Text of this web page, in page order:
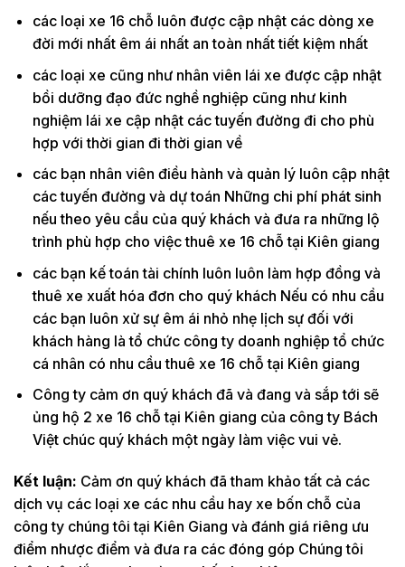
các loại xe 16 chỗ luôn được cập nhật các dòng xe
đời mới nhất êm ái nhất an toàn nhất tiết kiệm nhất
các loại xe cũng như nhân viên lái xe được cập nhật
bồi dưỡng đạo đức nghề nghiệp cũng như kinh
nghiệm lái xe cập nhật các tuyến đường đi cho phù
hợp với thời gian đi thời gian về
các bạn nhân viên điều hành và quản lý luôn cập nhật
các tuyến đường và dự toán Những chi phí phát sinh
nếu theo yêu cầu của quý khách và đưa ra những lộ
trình phù hợp cho việc thuê xe 16 chỗ tại Kiên giang
các bạn kế toán tài chính luôn luôn làm hợp đồng và
thuê xe xuất hóa đơn cho quý khách Nếu có nhu cầu
các bạn luôn xử sự êm ái nhỏ nhẹ lịch sự đối với
khách hàng là tổ chức công ty doanh nghiệp tổ chức
cá nhân có nhu cầu thuê xe 16 chỗ tại Kiên giang
Công ty cảm ơn quý khách đã và đang và sắp tới sẽ
ủng hộ 2 xe 16 chỗ tại Kiên giang của công ty Bách
Việt chúc quý khách một ngày làm việc vui vẻ.
Kết luận: Cảm ơn quý khách đã tham khảo tất cả các
dịch vụ các loại xe các nhu cầu hay xe bốn chỗ của
công ty chúng tôi tại Kiên Giang và đánh giá riêng ưu
điểm nhược điểm và đưa ra các đóng góp Chúng tôi